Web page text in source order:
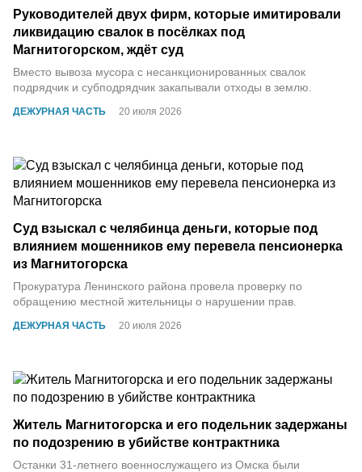
ДЕЖУРНАЯ ЧАСТЬ 20 июля 2026
Руководителей двух фирм, которые имитировали
ликвидацию свалок в посёлках под
Магнитогорском, ждёт суд
Вместо вывоза мусора с несанкционированных свалок
подрядчик и субподрядчик закапывали отходы в землю.
ДЕЖУРНАЯ ЧАСТЬ 20 июля 2026
Суд взыскал с челябинца деньги, которые под
влиянием мошенников ему перевела пенсионерка
из Магнитогорска
Прокуратура Ленинского района провела проверку по
обращению местной жительницы о нарушении прав.
Житель Магнитогорска и его подельник задержаны
по подозрению в убийстве контрактника
Останки 31-летнего военнослужащего из Омска были